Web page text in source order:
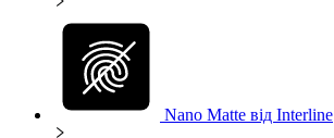
Nano Matte від Interline